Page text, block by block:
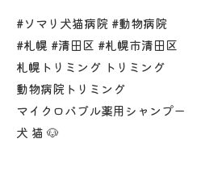
#ソマリ犬猫病院 #動物病院
#札幌 #清田区 #札幌市清田区
札幌トリミング トリミング
動物病院トリミング
マイクロバブル薬用シャンプー
犬 猫 🐶